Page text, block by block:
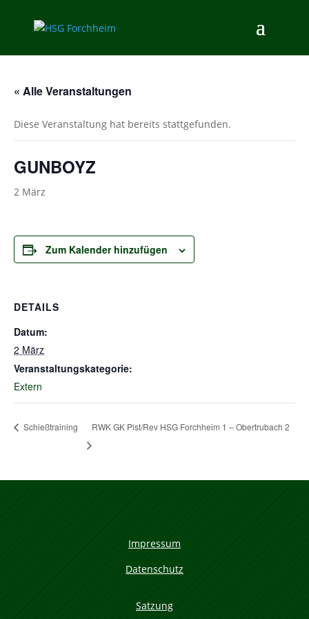
« Alle Veranstaltungen
Diese Veranstaltung hat bereits stattgefunden.
GUNBOYZ
2 März
Zum Kalender hinzufügen
DETAILS
Datum:
2 März
Veranstaltungskategorie:
Extern
Schießtraining RWK GK Pist/Rev HSG Forchheim 1 – Obertrubach 2
Impressum
Datenschutz
Satzung